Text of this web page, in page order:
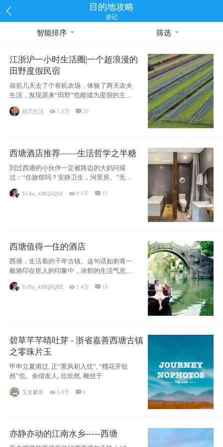
目的地攻略
游记
智能排序 筛选
江浙沪一小时生活圈|一个超浪漫的
田野度假民宿
叔前几天去了个有机农场，体验了两天农夫
生活，发现原来“田野”也能成为度假的主旋
律。江
叔式生活  1.0万 20
西塘酒店推荐——生活哲学之半糖
到过西塘的小伙伴一定被路边的大妈问候
过：“住旅馆吗？安静卫生，河景房。”无意
YoYo_4J8Q5Q9Z 9.5千  17
西塘值得一住的酒店
西塘，生活着的千年古镇。这句话如刺青一
般烙印在世人的印象中，浓郁的生活气息，
小桥流水
YoYo_4J8Q5Q9Z  1.4万  18
碧草芊芊晴吐芽 - 浙省嘉善西塘古镇
之零珠片玉
甲申立夏甫过, 正“熏风初入弦”, “榴花开欲
然”也。余偕友人, 欣欣然, 鞭丝于
玉文麟章  3.0千 0
亦静亦动的江南水乡-----西塘